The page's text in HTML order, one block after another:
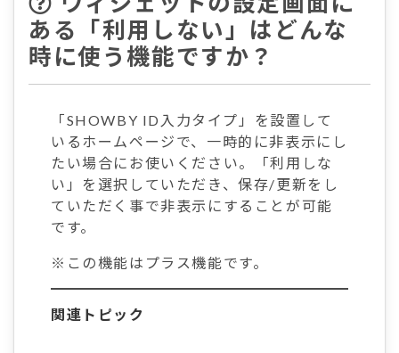
ある「利用しない」はどんな
時に使う機能ですか？
「SHOWBY ID入力タイプ」を設置して
いるホームページで、一時的に非表示にし
たい場合にお使いください。「利用しな
い」を選択していただき、保存/更新をし
ていただく事で非表示にすることが可能
です。
※この機能はプラス機能です。
関連トピック